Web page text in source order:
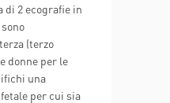
di 2 ecografie in
(terzo
donne per le
una
per cui sia